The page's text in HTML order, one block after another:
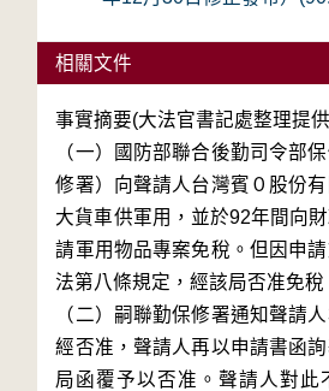
相關文件
事實摘要(大法官書記處整理提
（一）國防部聯合後勤司令部
修署）向聲請人台灣賓０股份
大貨車供軍用，並於92年間向
請軍用物品專案免稅。但因申
法第八條規定，經該局否准免稅
（二）嗣聯勤保修署通知聲請
經否准，聲請人再以申請書函
局函覆予以否准。聲請人對此